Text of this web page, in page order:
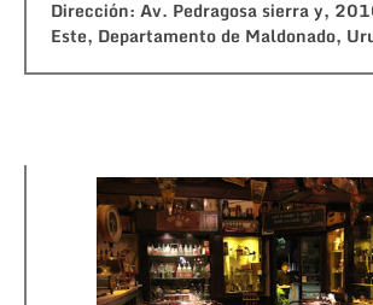
Dirección: Av. Pedragosa sierra y,
Este, Departamento de Maldonado,